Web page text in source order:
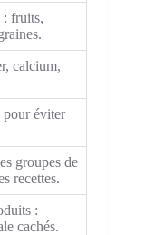
: fruits,
calcium,
pour éviter
groupes de
recettes.
:
cachés.